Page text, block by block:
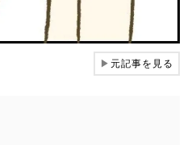
▶元記事を見る